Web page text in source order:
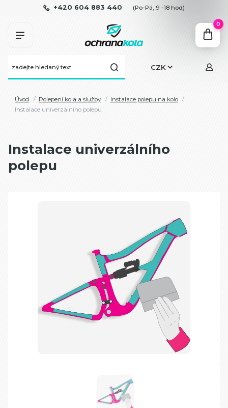
CZK
+420 604 883 440 (Po-Pá, 9 -18 hod)
0
Úvod Polepení kola a služby
Instalace polepu na kolo
Instalace univerzálního polepu
Instalace univerzálního
polepu